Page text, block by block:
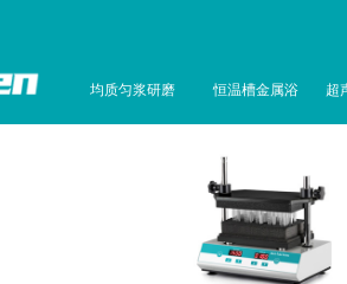
均质匀浆研磨 恒温槽金属浴 超